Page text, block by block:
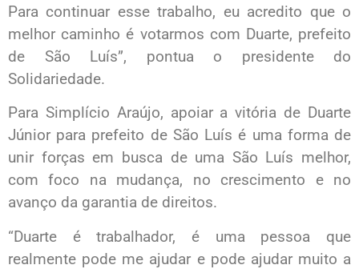
Para continuar esse trabalho, eu acredito que o
melhor caminho é votarmos com Duarte, prefeito
de São Luís”, pontua o presidente do
Solidariedade.
Para Simplício Araújo, apoiar a vitória de Duarte
Júnior para prefeito de São Luís é uma forma de
unir forças em busca de uma São Luís melhor,
com foco na mudança, no crescimento e no
avanço da garantia de direitos.
“Duarte é trabalhador, é uma pessoa que
realmente pode me ajudar e pode ajudar muito a